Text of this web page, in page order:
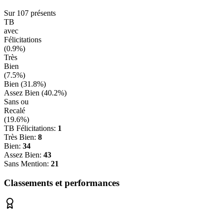
Sur 107 présents
TB
avec
Félicitations
(0.9%)
Très
Bien
(7.5%)
Bien (31.8%)
Assez Bien (40.2%)
Sans ou
Recalé
(19.6%)
TB Félicitations: 1
Très Bien: 8
Bien: 34
Assez Bien: 43
Sans Mention: 21
Classements et performances